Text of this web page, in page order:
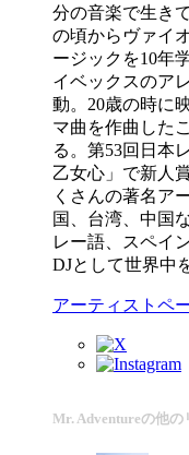
分の音楽で生き
の頃からヴァイ
ージックを10年
イベックスのア
動。20歳の時に
マ曲を作曲した
る。第53回日本
乙女心」で新人
くさんの著名ア
国、台湾、中国
レー語、スペイ
DJとして世界中
アーティストペ
Mr. Adventureの他の